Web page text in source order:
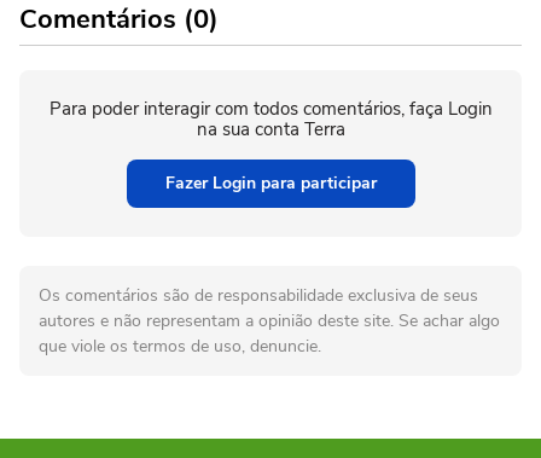
Comentários (0)
Para poder interagir com todos comentários, faça Login
na sua conta Terra
Fazer Login para participar
Os comentários são de responsabilidade exclusiva de seus
autores e não representam a opinião deste site. Se achar algo
que viole os termos de uso, denuncie.